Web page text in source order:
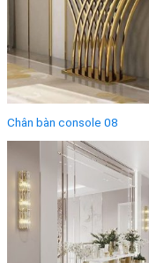
Chân bàn console 08